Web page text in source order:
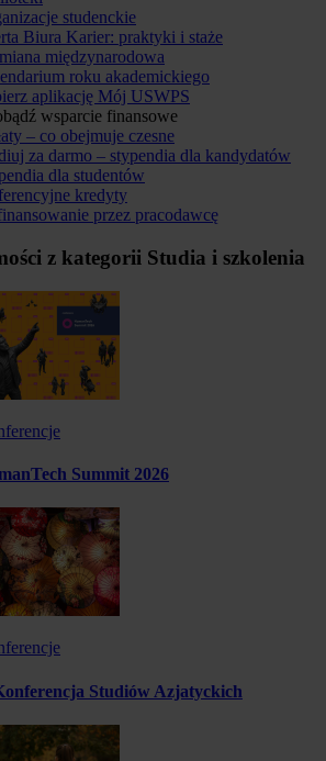
studenckie
Biura Karier: praktyki i staże
międzynarodowa
roku akademickiego
aplikację Mój USWPS
wsparcie finansowe
– co obejmuje czesne
za darmo – stypendia dla kandydatów
dla studentów
kredyty
przez pracodawcę
z kategorii Studia i szkolenia
Summit 2026
Studiów Azjatyckich